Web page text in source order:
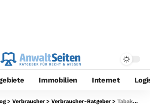
Immobilien Internet
> Verbraucher > Verbraucher-Ratgeber > Tabakgesetz und E-Zigaretten Werbung – Wie sieht das in Deutschland und Nachbarländern aus?